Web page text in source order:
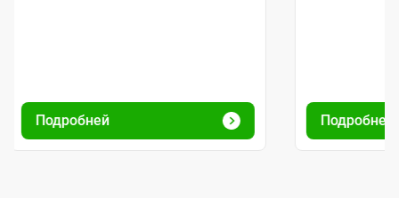
Подробней Подробней